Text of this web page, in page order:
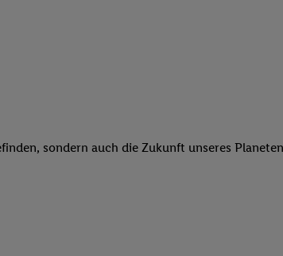
sondern auch die Zukunft unseres